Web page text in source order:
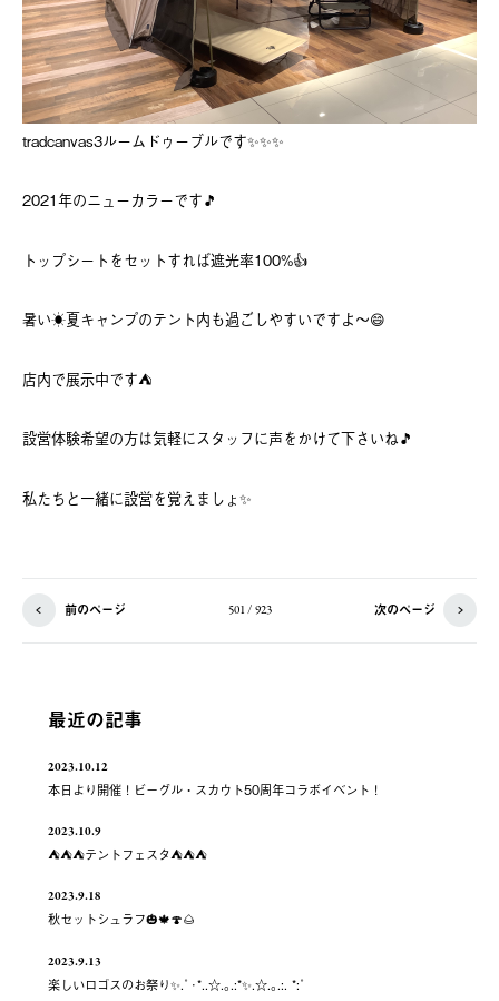
tradcanvas3ルームドゥーブルです✨✨✨
2021年のニューカラーです🎵
トップシートをセットすれば遮光率100%👍
暑い☀️夏キャンプのテント内も過ごしやすいですよ〜😄
店内で展示中です⛺️
設営体験希望の方は気軽にスタッフに声をかけて下さいね🎵
私たちと一緒に設営を覚えましょ✨
前のページ 501 / 923 次のページ
最近の記事
2023.10.12
本日より開催！ビーグル・スカウト50周年コラボイベント！
2023.10.9
⛺️⛺️⛺️テントフェスタ⛺️⛺️⛺️
2023.9.18
秋セットシュラフ🎃🍁🍄🌰
2023.9.13
楽しいロゴスのお祭り✨.ﾟ･*..☆.｡.:*✨.☆.｡.:. *:ﾟ